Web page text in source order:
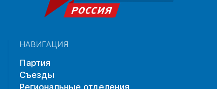
НАВИГАЦИЯ
Партия
Съезды
Региональные отделения